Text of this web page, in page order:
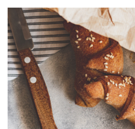
teljes
kiőrlésű
lisztből,
cukormentesen